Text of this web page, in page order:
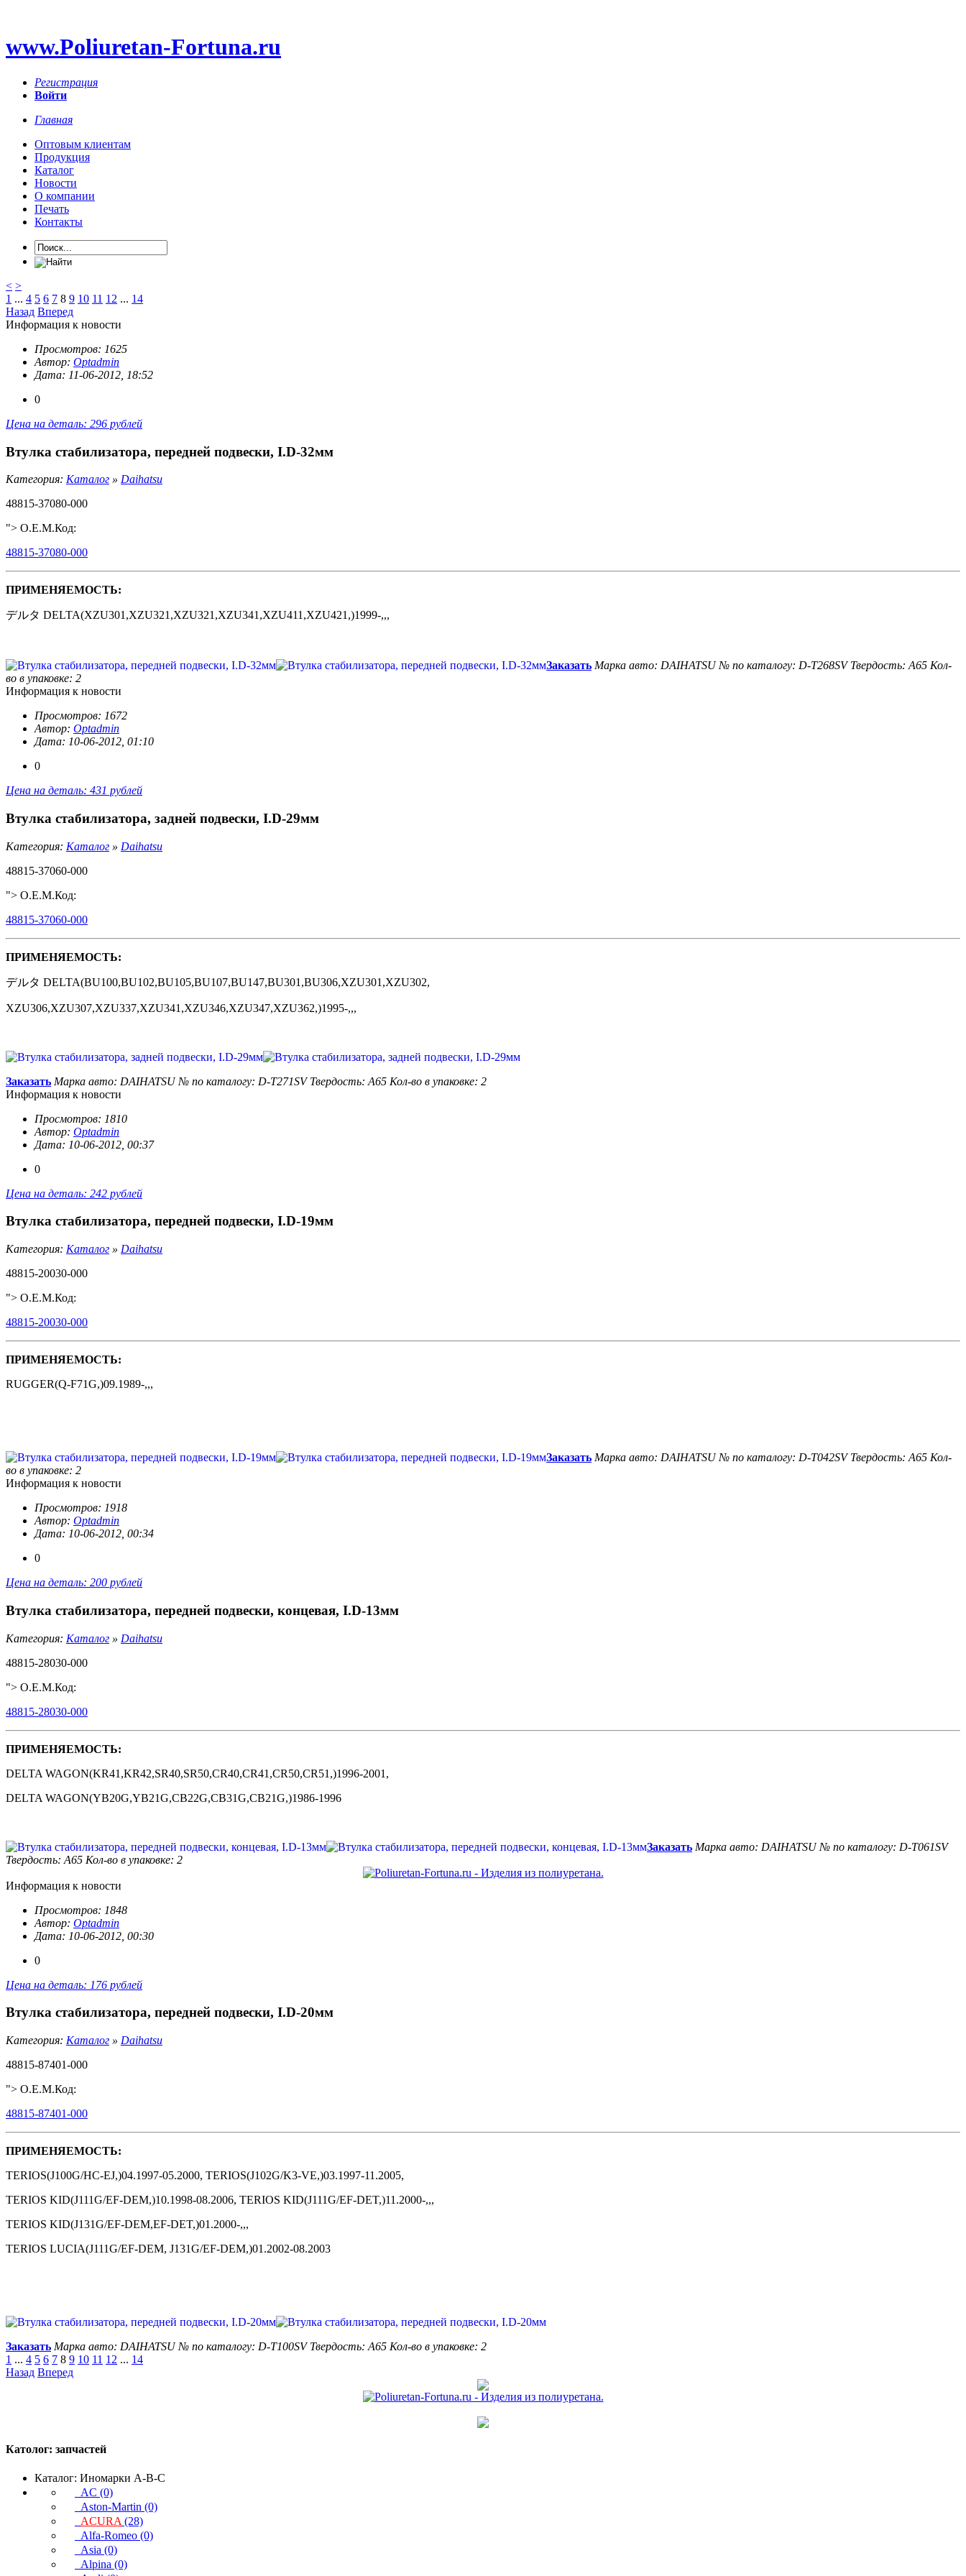
www.Poliuretan-Fortuna.ru
Регистрация
Войти
Главная
Оптовым клиентам
Продукция
Каталог
Новости
О компании
Печать
Контакты
< >
1 ... 4 5 6 7 8 9 10 11 12 ... 14
Назад Вперед
Информация к новости
Просмотров: 1625
Автор: Optadmin
Дата: 11-06-2012, 18:52
0
Цена на деталь: 296 рублей
Втулка стабилизатора, передней подвески, I.D-32мм
Категория: Каталог » Daihatsu
48815-37080-000
"> O.E.M.Код:
48815-37080-000
ПРИМЕНЯЕМОСТЬ:
デルタ DELTA(XZU301,XZU321,XZU321,XZU341,XZU411,XZU421,)1999-,,,
Заказать Марка авто: DAIHATSU № по каталогу: D-T268SV Твердость: A65 Кол-
во в упаковке: 2
Информация к новости
Просмотров: 1672
Автор: Optadmin
Дата: 10-06-2012, 01:10
0
Цена на деталь: 431 рублей
Втулка стабилизатора, задней подвески, I.D-29мм
Категория: Каталог » Daihatsu
48815-37060-000
"> O.E.M.Код:
48815-37060-000
ПРИМЕНЯЕМОСТЬ:
デルタ DELTA(BU100,BU102,BU105,BU107,BU147,BU301,BU306,XZU301,XZU302,
XZU306,XZU307,XZU337,XZU341,XZU346,XZU347,XZU362,)1995-,,,
Заказать Марка авто: DAIHATSU № по каталогу: D-T271SV Твердость: A65 Кол-во в упаковке: 2
Информация к новости
Просмотров: 1810
Автор: Optadmin
Дата: 10-06-2012, 00:37
0
Цена на деталь: 242 рублей
Втулка стабилизатора, передней подвески, I.D-19мм
Категория: Каталог » Daihatsu
48815-20030-000
"> O.E.M.Код:
48815-20030-000
ПРИМЕНЯЕМОСТЬ:
RUGGER(Q-F71G,)09.1989-,,,
Заказать Марка авто: DAIHATSU № по каталогу: D-T042SV Твердость: А65 Кол-
во в упаковке: 2
Информация к новости
Просмотров: 1918
Автор: Optadmin
Дата: 10-06-2012, 00:34
0
Цена на деталь: 200 рублей
Втулка стабилизатора, передней подвески, концевая, I.D-13мм
Категория: Каталог » Daihatsu
48815-28030-000
"> O.E.M.Код:
48815-28030-000
ПРИМЕНЯЕМОСТЬ:
DELTA WAGON(KR41,KR42,SR40,SR50,CR40,CR41,CR50,CR51,)1996-2001,
DELTA WAGON(YB20G,YB21G,CB22G,CB31G,CB21G,)1986-1996
Заказать Марка авто: DAIHATSU № по каталогу: D-T061SV
Твердость: А65 Кол-во в упаковке: 2
Информация к новости
Просмотров: 1848
Автор: Optadmin
Дата: 10-06-2012, 00:30
0
Цена на деталь: 176 рублей
Втулка стабилизатора, передней подвески, I.D-20мм
Категория: Каталог » Daihatsu
48815-87401-000
"> O.E.M.Код:
48815-87401-000
ПРИМЕНЯЕМОСТЬ:
TERIOS(J100G/HC-EJ,)04.1997-05.2000, TERIOS(J102G/K3-VE,)03.1997-11.2005,
TERIOS KID(J111G/EF-DEM,)10.1998-08.2006, TERIOS KID(J111G/EF-DET,)11.2000-,,,
TERIOS KID(J131G/EF-DEM,EF-DET,)01.2000-,,,
TERIOS LUCIA(J111G/EF-DEM, J131G/EF-DEM,)01.2002-08.2003
Заказать Марка авто: DAIHATSU № по каталогу: D-T100SV Твердость: А65 Кол-во в упаковке: 2
1 ... 4 5 6 7 8 9 10 11 12 ... 14
Назад Вперед
Католог: запчастей
Каталог: Иномарки A-B-C
AC (0)
Aston-Martin (0)
ACURA (28)
Alfa-Romeo (0)
Asia (0)
Alpina (0)